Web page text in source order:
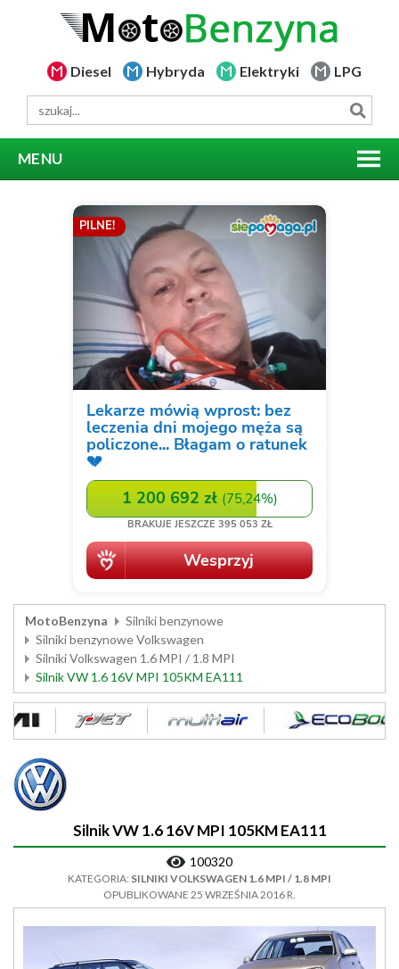
Diesel Hybryda Elektryki LPG
MENU
MotoBenzyna
Silniki benzynowe
Silniki benzynowe Volkswagen
Silniki Volkswagen 1.6 MPI / 1.8 MPI
Silnik VW 1.6 16V MPI 105KM EA111
Silnik VW 1.6 16V MPI 105KM EA111
100320
KATEGORIA: SILNIKI VOLKSWAGEN 1.6 MPI / 1.8 MPI
OPUBLIKOWANE 25 WRZEŚNIA 2016 R.